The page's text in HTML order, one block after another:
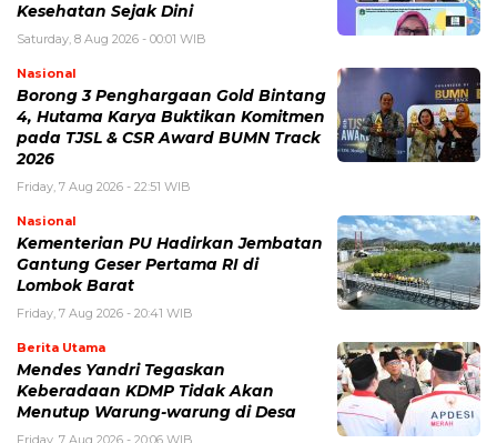
Kesehatan Sejak Dini
Saturday, 8 Aug 2026 - 00:01 WIB
Nasional
Borong 3 Penghargaan Gold Bintang
4, Hutama Karya Buktikan Komitmen
pada TJSL & CSR Award BUMN Track
2026
Friday, 7 Aug 2026 - 22:51 WIB
Nasional
Kementerian PU Hadirkan Jembatan
Gantung Geser Pertama RI di
Lombok Barat
Friday, 7 Aug 2026 - 20:41 WIB
Berita Utama
Mendes Yandri Tegaskan
Keberadaan KDMP Tidak Akan
Menutup Warung-warung di Desa
Friday, 7 Aug 2026 - 20:06 WIB